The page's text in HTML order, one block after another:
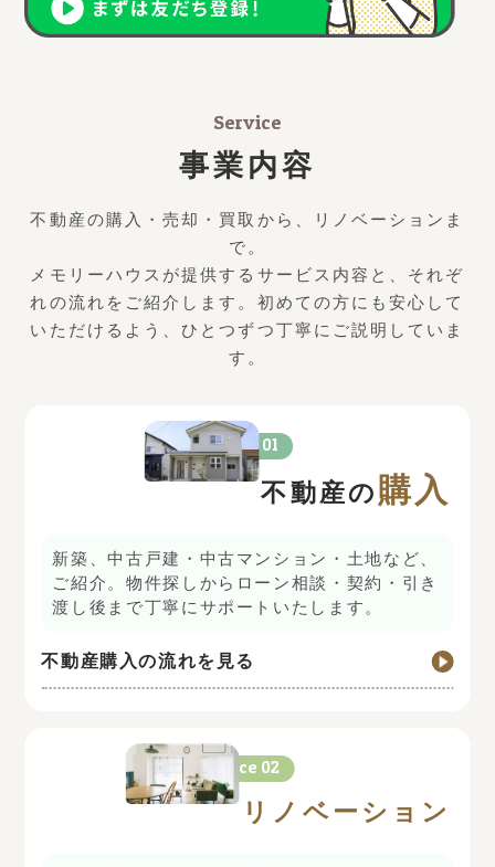
Service
事業内容
不動産の購入・売却・買取から、リノベーションま
で。
メモリーハウスが提供するサービス内容と、それぞ
れの流れをご紹介します。初めての方にも安心して
いただけるよう、ひとつずつ丁寧にご説明していま
す。
Service 01
不動産の購入
新築、中古戸建・中古マンション・土地など、
ご紹介。物件探しからローン相談・契約・引き
渡し後まで丁寧にサポートいたします。
不動産購入の流れを見る
Service 02
リノベーション